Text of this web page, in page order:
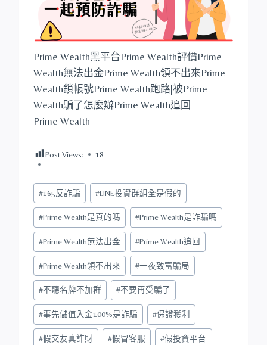
Prime Wealth黑平台Prime Wealth評價Prime
Wealth無法出金Prime Wealth領不出來Prime
Wealth鎖帳號Prime Wealth跑路|被Prime
Wealth騙了怎麼辦Prime Wealth追回
Prime Wealth
Post Views: 18
Post
Tags:
#165反詐騙 #LINE投資群組全是假的
#Prime Wealth是真的嗎 #Prime Wealth是詐騙嗎
#Prime Wealth無法出金 #Prime Wealth追回
#Prime Wealth領不出來 #一夜致富騙局
#不聽名牌不加群 #不要再受騙了
#事先儲值入金100%是詐騙 #保證獲利
#假交友真詐財 #假冒客服 #假投資平台